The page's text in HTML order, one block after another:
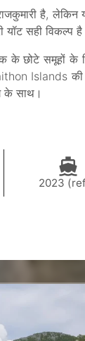
है,
सही विकल्प
के छोटे समूहों
Islands
के साथ।
2023